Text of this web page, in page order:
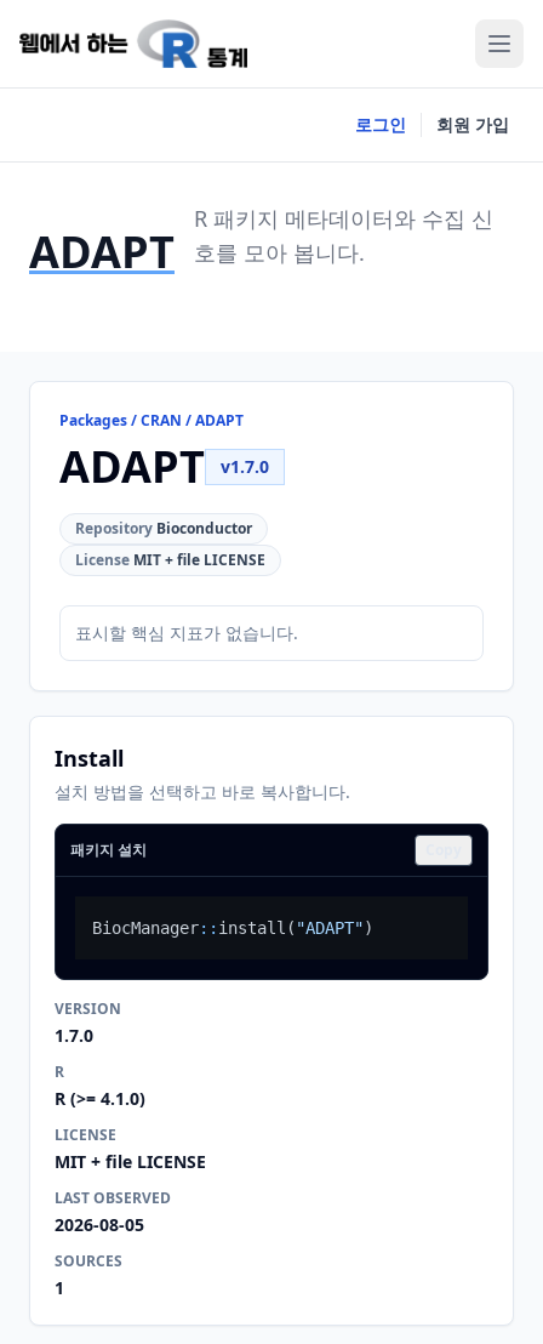
로그인 회원 가입
ADAPT
R 패키지 메타데이터와 수집 신
호를 모아 봅니다.
Packages / CRAN / ADAPT
ADAPT v1.7.0
Repository Bioconductor
License MIT + file LICENSE
표시할 핵심 지표가 없습니다.
Install
설치 방법을 선택하고 바로 복사합니다.
패키지 설치
BiocManager:: install ( "ADAPT")
VERSION
1.7.0
R
R (>= 4.1.0)
LICENSE
MIT + file LICENSE
LAST OBSERVED
2026-08-05
SOURCES
1